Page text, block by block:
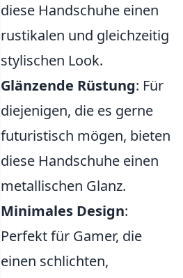
diese Handschuhe einen
rustikalen und gleichzeitig
stylischen Look.
Glänzende Rüstung: Für
diejenigen, die es gerne
futuristisch mögen, bieten
diese Handschuhe einen
metallischen Glanz.
Minimales Design:
Perfekt für Gamer, die
einen schlichten,